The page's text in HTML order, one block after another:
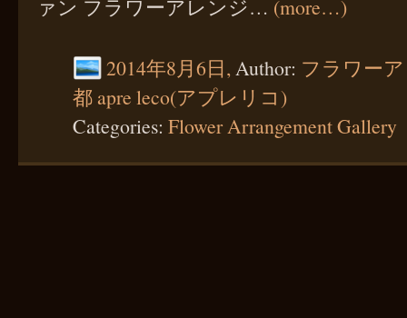
ァン フラワーアレンジ… (more…)
2014年8月6日,Author: フラワー
都 apre leco(アプレリコ)
Categories: Flower Arrangement Gallery